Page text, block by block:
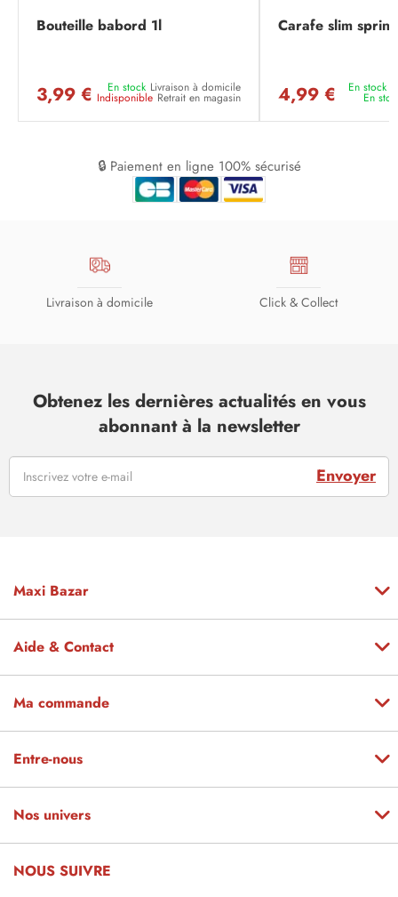
Bouteille babord 1l
3,99 € En stock Livraison à domicile
Indisponible Retrait en magasin
Carafe slim
4,99 € En stock
En
🔒 Paiement en ligne 100% sécurisé
Livraison à domicile Click & Collect
Obtenez les dernières actualités en vous
abonnant à la newsletter
Envoyer
Maxi Bazar
Aide & Contact
Ma commande
Entre-nous
Nos univers
NOUS SUIVRE